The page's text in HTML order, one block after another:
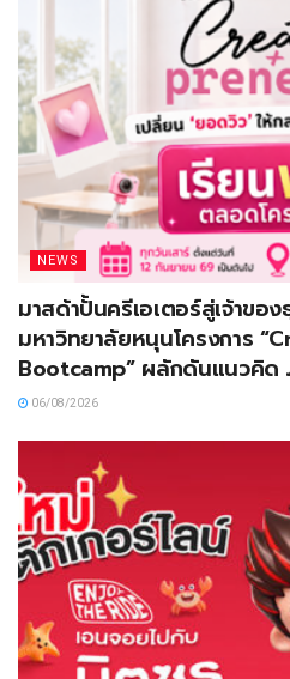
NEWS
มาสด้าปั้นครีเอเตอร์สู่เจ้าข
มหาวิทยาลัยหนุนโครงการ
Bootcamp” ผลักดันแนวคิด
06/08/2026